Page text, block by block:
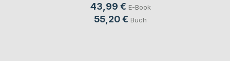
43,99 € E-Book
55,20 € Buch